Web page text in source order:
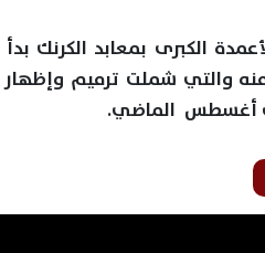
والتي شملت ترميم وإظهار